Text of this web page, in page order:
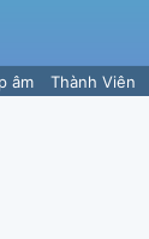
âm Thành Viên